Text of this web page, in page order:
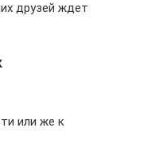
друзей ждет
или же к